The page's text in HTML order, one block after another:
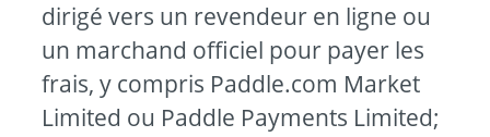
dirigé vers un revendeur en ligne ou
un marchand officiel pour payer les
frais, y compris Paddle.com Market
Limited ou Paddle Payments Limited;